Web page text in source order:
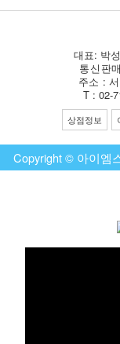
대표: 박
통신판
주소 :
T : 02-
상점정보
Copyright © 아이엠